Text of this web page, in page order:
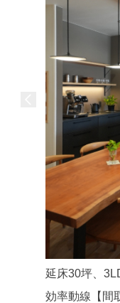
延床30坪、
効率動線【間